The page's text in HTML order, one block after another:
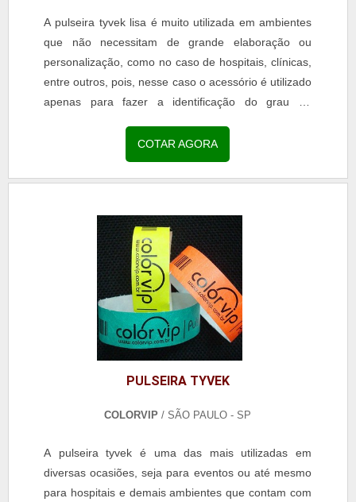
A pulseira tyvek lisa é muito utilizada em ambientes
que não necessitam de grande elaboração ou
personalização, como no caso de hospitais, clínicas,
entre outros, pois, nesse caso o acessório é utilizado
apenas para fazer a identificação do grau de
SOBRE PULSEIRAS TYVEK LISAS Nesse caso, o
uso mais comum de cores são as verdes, vermelhas
e amarelas, porém, o mercado oferece diversas
COTAR AGORA
PULSEIRA TYVEK
COLORVIP/ SÃO PAULO - SP
A pulseira tyvek é uma das mais utilizadas em
diversas ocasiões, seja para eventos ou até mesmo
para hospitais e demais ambientes que contam com